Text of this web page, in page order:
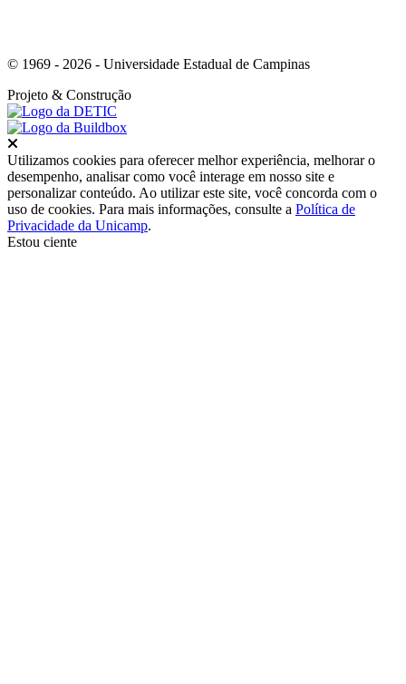
© 1969 - 2026 - Universidade Estadual de Campinas
Projeto & Construção
Utilizamos cookies para oferecer melhor experiência, melhorar o
desempenho, analisar como você interage em nosso site e
personalizar conteúdo. Ao utilizar este site, você concorda com o
uso de cookies. Para mais informações, consulte a Política de
Privacidade da Unicamp.
Estou ciente